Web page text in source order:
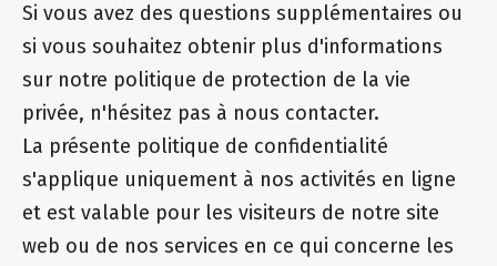
Si vous avez des questions supplémentaires ou
si vous souhaitez obtenir plus d'informations
sur notre politique de protection de la vie
privée, n'hésitez pas à nous contacter.
La présente politique de confidentialité
s'applique uniquement à nos activités en ligne
et est valable pour les visiteurs de notre site
web ou de nos services en ce qui concerne les